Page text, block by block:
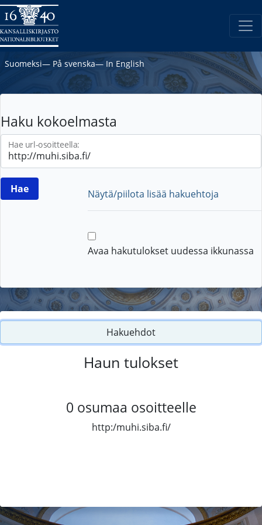
Suomeksi― På svenska― In English
Haku kokoelmasta
Hae url-osoitteella:
Näytä/piilota lisää hakuehtoja
Avaa hakutulokset uudessa ikkunassa
Hakuehdot
Haun tulokset
0 osumaa osoitteelle
http:/muhi.siba.fi/